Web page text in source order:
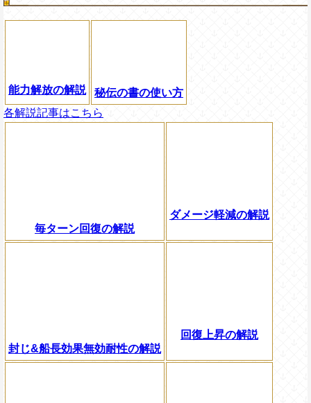
能力解放の解説
秘伝の書の使い方
各解説記事はこちら
毎ターン回復の解説
ダメージ軽減の解説
封じ&船長効果無効耐性の解説
回復上昇の解説